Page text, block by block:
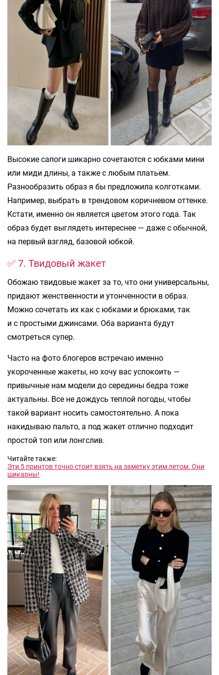
Высокие сапоги шикарно сочетаются с юбками мини
или миди длины, а также с любым платьем.
Разнообразить образ я бы предложила колготками.
Например, выбрать в трендовом коричневом оттенке.
Кстати, именно он является цветом этого года. Так
образ будет выглядеть интереснее — даже с обычной,
на первый взгляд, базовой юбкой.
✅ 7. Твидовый жакет
Обожаю твидовые жакет за то, что они универсальны,
придают женственности и утонченности в образ.
Можно сочетать их как с юбками и брюками, так
и с простыми джинсами. Оба варианта будут
смотреться супер.
Часто на фото блогеров встречаю именно
укороченные жакеты, но хочу вас успокоить —
привычные нам модели до середины бедра тоже
актуальны. Все не дождусь теплой погоды, чтобы
такой вариант носить самостоятельно. А пока
накидываю пальто, а под жакет отлично подходит
простой топ или лонгслив.
Читайте также:
Эти 5 принтов точно стоит взять на заметку этим летом. Они
шикарны!